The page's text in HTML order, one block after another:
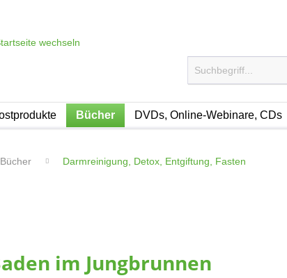
Bücher DVDs, Online-Webinare, CDs
Bücher Darmreinigung, Detox, Entgiftung, Fasten
im Jungbrunnen